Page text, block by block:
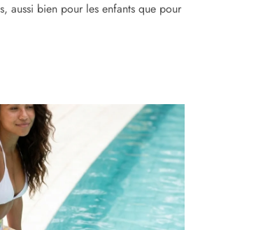
aussi bien pour les enfants que pour
Ajouter
à la
liste
d’envies